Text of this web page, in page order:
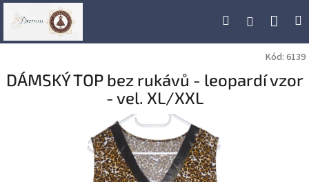
Přejít
Hledat Přihlášení
Kód: 6139
DÁMSKÝ TOP bez rukávů - leopardí vzor
- vel. XL/XXL